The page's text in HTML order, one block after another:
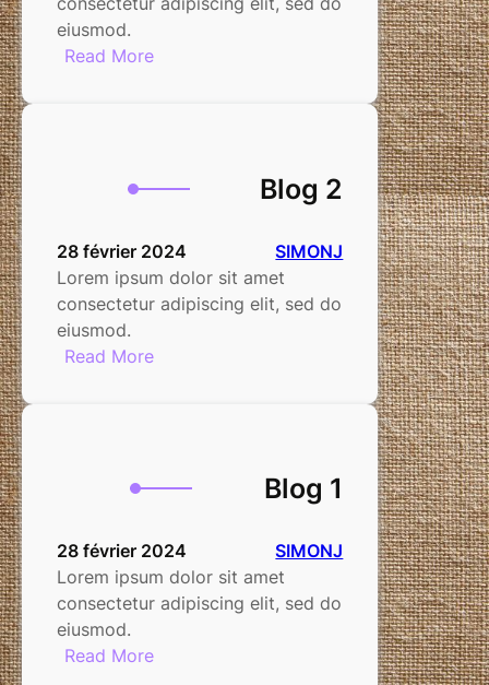
eiusmod.
Read More:
Blog 2
28 février 2024
SIMONJ
Lorem ipsum dolor sit amet
consectetur adipiscing elit, sed do
eiusmod.
Read More:
Blog 1
28 février 2024
SIMONJ
Lorem ipsum dolor sit amet
consectetur adipiscing elit, sed do
eiusmod.
Read More: